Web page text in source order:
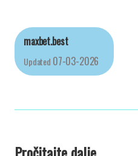
maxbet.best
Updated 07-03-2026